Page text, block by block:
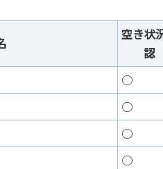
空き状
認
○
○
○
○